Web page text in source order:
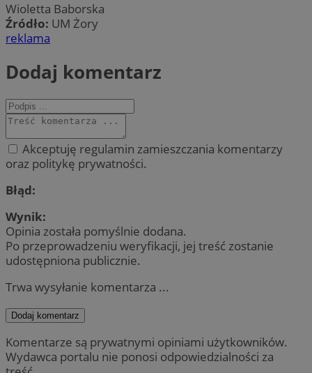
Wioletta Baborska
Źródło: UM Żory
reklama
Dodaj komentarz
Akceptuję regulamin zamieszczania komentarzy
oraz politykę prywatności.
Błąd:
Wynik:
Opinia została pomyślnie dodana.
Po przeprowadzeniu weryfikacji, jej treść zostanie
udostępniona publicznie.
Trwa wysyłanie komentarza ...
Dodaj komentarz
Komentarze są prywatnymi opiniami użytkowników.
Wydawca portalu nie ponosi odpowiedzialności za